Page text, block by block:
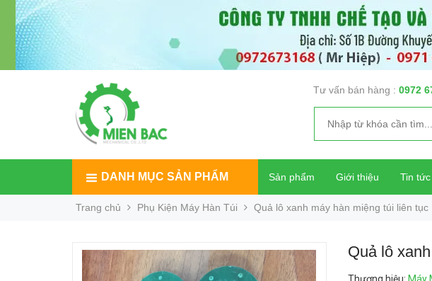
Tư vấn bán hàng : 0972
DANH MỤC SẢN PHẨM Sản phẩm Giới thiệu Tin tức
Trang chủ Phụ Kiện Máy Hàn Túi Quả lô xanh máy hàn miệng túi liên tục
Quả lô